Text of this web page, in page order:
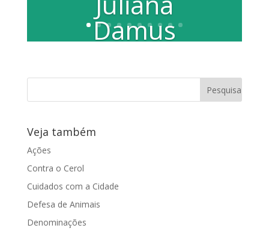
Damus
Veja também
Ações
Contra o Cerol
Cuidados com a Cidade
Defesa de Animais
Denominações